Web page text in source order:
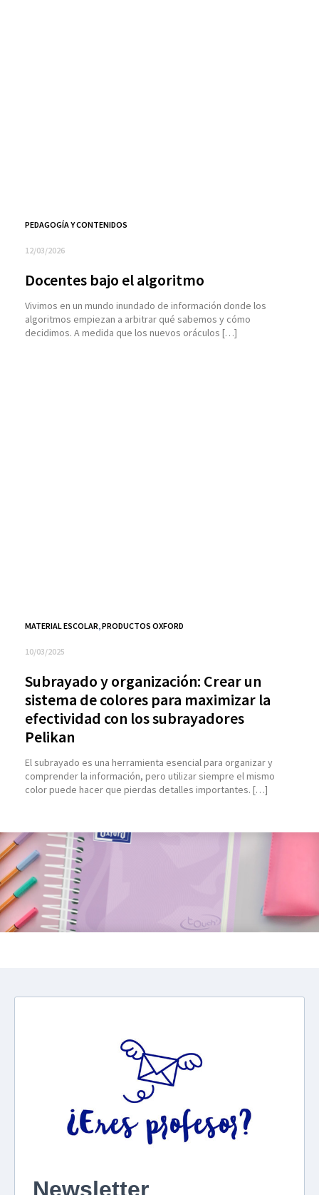
PEDAGOGÍA Y CONTENIDOS
12/03/2026
Docentes bajo el algoritmo
Vivimos en un mundo inundado de información donde los
algoritmos empiezan a arbitrar qué sabemos y cómo
decidimos. A medida que los nuevos oráculos […]
MATERIAL ESCOLAR PRODUCTOS OXFORD
10/03/2025
Subrayado y organización: Crear un
sistema de colores para maximizar la
efectividad con los subrayadores
Pelikan
El subrayado es una herramienta esencial para organizar y
comprender la información, pero utilizar siempre el mismo
color puede hacer que pierdas detalles importantes. […]